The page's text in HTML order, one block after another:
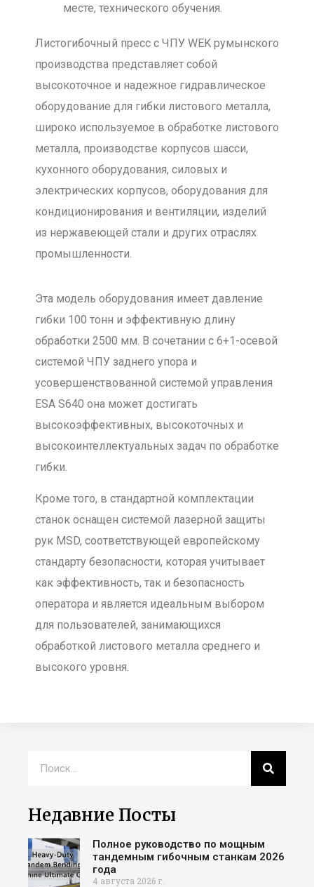
месте, технического обучения.
Листогибочный пресс с ЧПУ WEK румынского
производства представляет собой
высокоточное и надежное гидравлическое
оборудование для гибки листового металла,
широко используемое в обработке листового
металла, производстве корпусов шасси,
кухонного оборудования, силовых и
электрических корпусов, оборудования для
кондиционирования и вентиляции, изделий
из нержавеющей стали и других отраслях
промышленности.
Эта модель оборудования имеет давление
гибки 100 тонн и эффективную длину
обработки 2500 мм. В сочетании с 6+1-осевой
системой ЧПУ заднего упора и
усовершенствованной системой управления
ESA S640 она может достигать
высокоэффективных, высокоточных и
высокоинтеллектуальных задач по обработке
гибки.
Кроме того, в стандартной комплектации
станок оснащен системой лазерной защиты
рук MSD, соответствующей европейскому
стандарту безопасности, которая учитывает
как эффективность, так и безопасность
оператора и является идеальным выбором
для пользователей, занимающихся
обработкой листового металла среднего и
высокого уровня.
Недавние Посты
Полное руководство по мощным
тандемным гибочным станкам 2026
года
4 августа 2026 г.